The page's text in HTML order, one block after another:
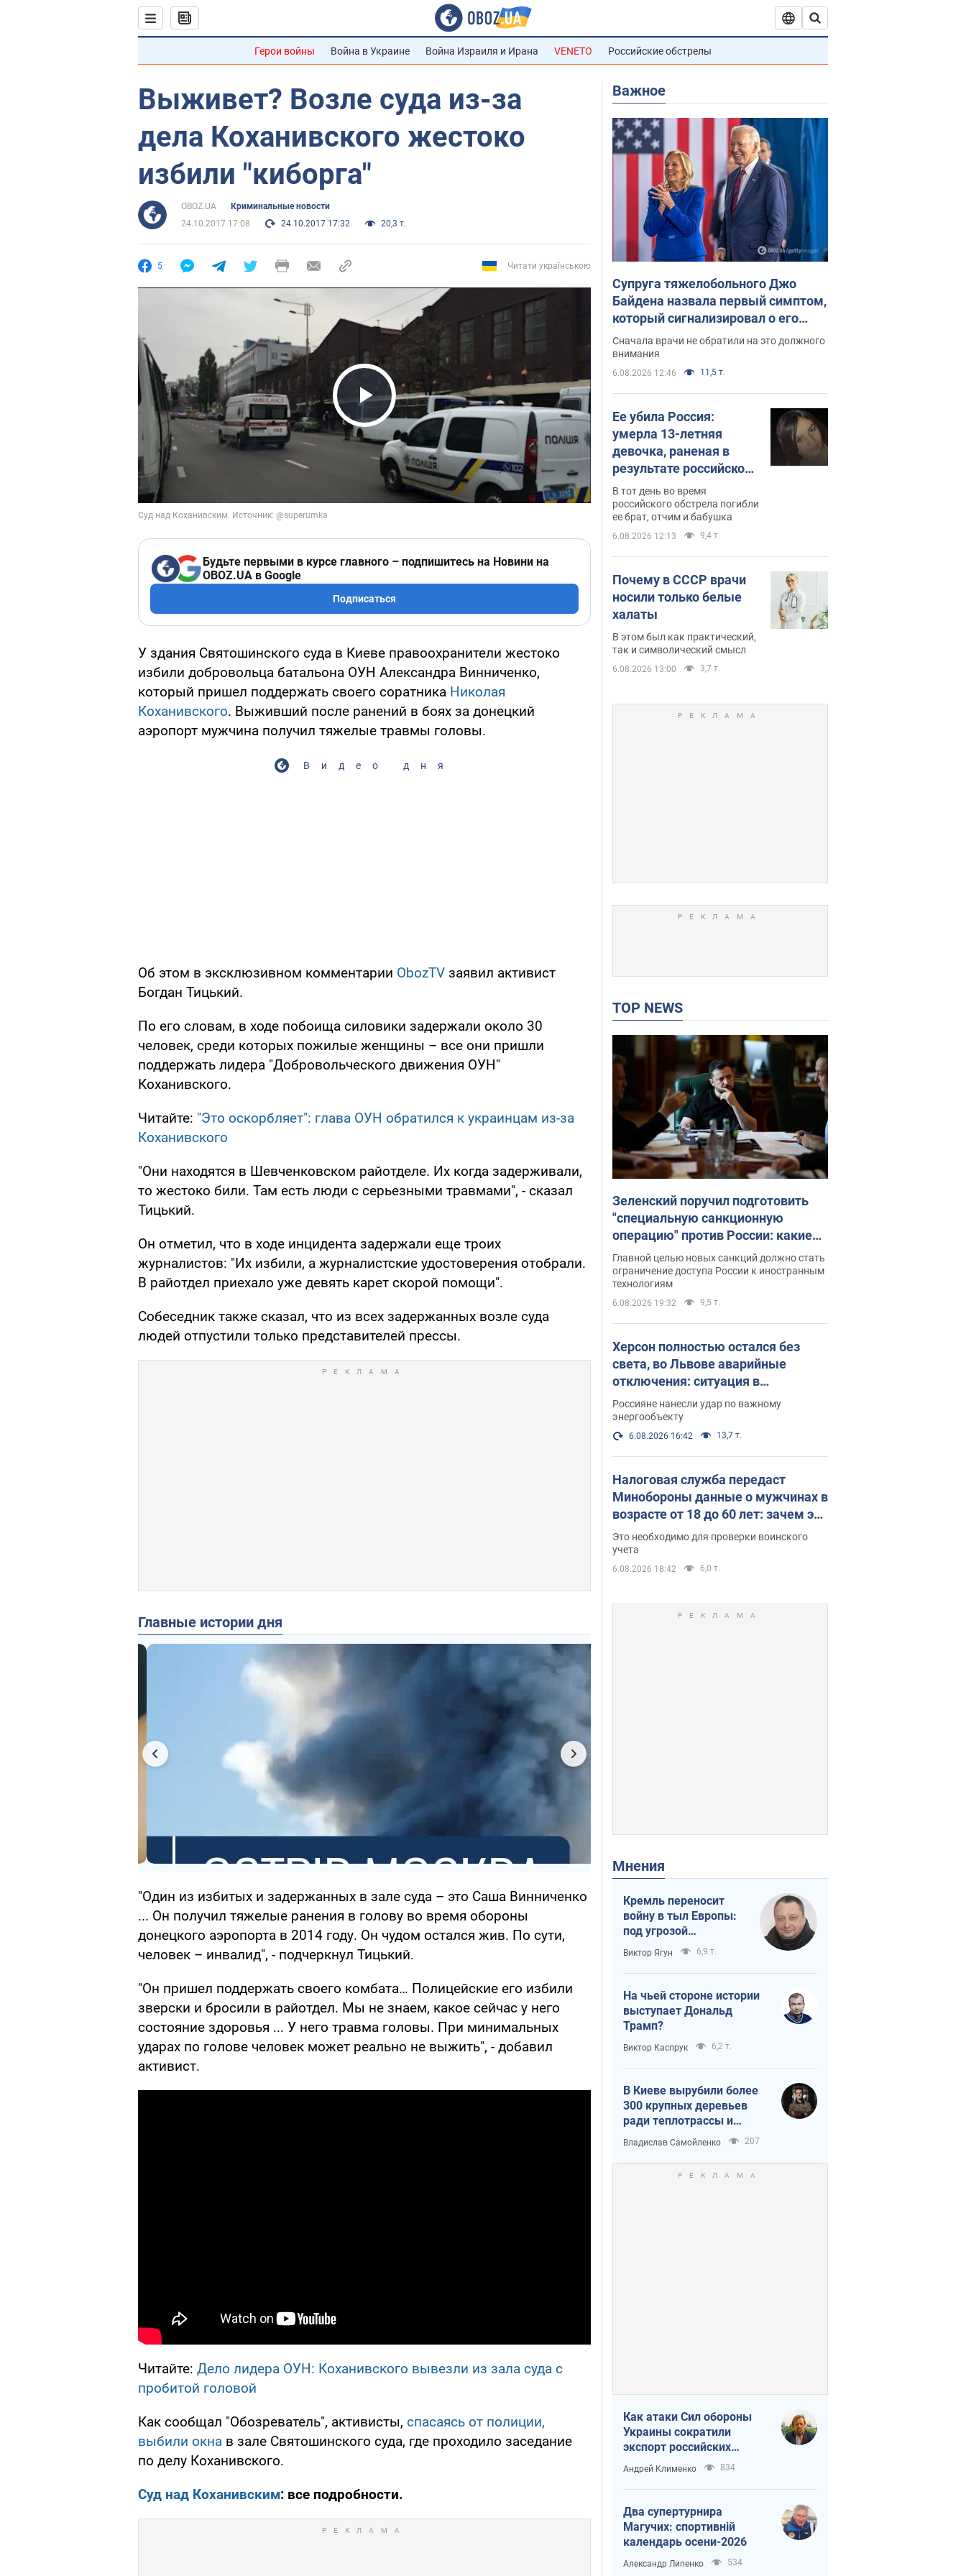
Герои войны Война в Украине Война Израиля и Ирана VENETO Российские обстрелы
Выживет? Возле суда из-за
дела Коханивского жестоко
избили "киборга"
OBOZ.UA
Криминальные новости
24.10.2017 17:08
24.10.2017 17:32 20,3 т.
5 Читати українською
Play Video
Будьте первыми в курсе главного – подпишитесь на Новини на
OBOZ.UA в Google
Подписаться
У здания Святошинского суда в Киеве правоохранители жестоко
избили добровольца батальона ОУН Александра Винниченко,
который пришел поддержать своего соратника Николая
Коханивского. Выживший после ранений в боях за донецкий
аэропорт мужчина получил тяжелые травмы головы.
Видео дня
Об этом в эксклюзивном комментарии ObozTV заявил активист
Богдан Тицький.
По его словам, в ходе побоища силовики задержали около 30
человек, среди которых пожилые женщины – все они пришли
поддержать лидера "Добровольческого движения ОУН"
Коханивского.
Читайте: "Это оскорбляет": глава ОУН обратился к украинцам из-за
Коханивского
"Они находятся в Шевченковском райотделе. Их когда задерживали,
то жестоко били. Там есть люди с серьезными травмами", - сказал
Тицький.
Он отметил, что в ходе инцидента задержали еще троих
журналистов: "Их избили, а журналистские удостоверения отобрали.
В райотдел приехало уже девять карет скорой помощи".
Собеседник также сказал, что из всех задержанных возле суда
людей отпустили только представителей прессы.
Главные истории дня
"Один из избитых и задержанных в зале суда – это Саша Винниченко
... Он получил тяжелые ранения в голову во время обороны
донецкого аэропорта в 2014 году. Он чудом остался жив. По сути,
человек – инвалид", - подчеркнул Тицький.
"Он пришел поддержать своего комбата… Полицейские его избили
зверски и бросили в райотдел. Мы не знаем, какое сейчас у него
состояние здоровья ... У него травма головы. При минимальных
ударах по голове человек может реально не выжить", - добавил
активист.
Читайте: Дело лидера ОУН: Коханивского вывезли из зала суда с
пробитой головой
Как сообщал "Обозреватель", активисты, спасаясь от полиции,
выбили окна в зале Святошинского суда, где проходило заседание
по делу Коханивского.
Суд над Коханивским: все подробности.
Важное
Супруга тяжелобольного Джо
Байдена назвала первый симптом,
который сигнализировал о его
"агрессивном" раке
Сначала врачи не обратили на это должного
внимания
6.08.2026 12:46 11,5 т.
Ее убила Россия:
умерла 13-летняя
девочка, раненая в
результате российской
атаки на Сумскую
область. Фото
В тот день во время
российского обстрела погибли
ее брат, отчим и бабушка
6.08.2026 12:13 9,4 т.
Почему в СССР врачи
носили только белые
халаты
В этом был как практический,
так и символический смысл
6.08.2026 13:00 3,7 т.
TOP NEWS
Зеленский поручил подготовить
"специальную санкционную
операцию" против России: какие
задачи поставил президент. Фото
Главной целью новых санкций должно стать
ограничение доступа России к иностранным
технологиям
6.08.2026 19:32 9,5 т.
Херсон полностью остался без
света, во Львове аварийные
отключения: ситуация в
энергосистеме 6 августа
Россияне нанесли удар по важному
энергообъекту
6.08.2026 16:42 13,7 т.
Налоговая служба передаст
Минобороны данные о мужчинах в
возрасте от 18 до 60 лет: зачем это
нужно
Это необходимо для проверки воинского
учета
6.08.2026 18:42 6,0 т.
Мнения
Кремль переносит
войну в тыл Европы:
под угрозой
критическая
логистика
Виктор Ягун 6,9 т.
На чьей стороне истории
выступает Дональд
Трамп?
Виктор Каспрук 6,2 т.
В Киеве вырубили более
300 крупных деревьев
ради теплотрассы и
вопреки Генплану
Владислав Самойленко 207
Как атаки Сил обороны
Украины сократили
экспорт российских
нефтепродуктов
Андрей Клименко 834
Два супертурнира
Магучих: спортивній
календарь осени-2026
Александр Липенко 534